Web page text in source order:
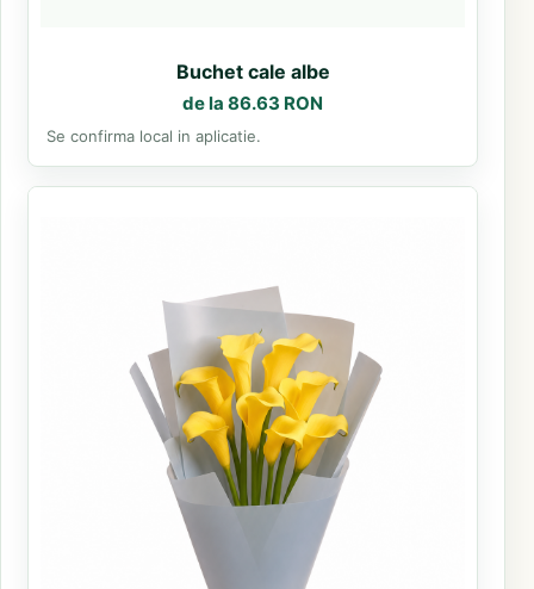
Buchet cale albe
de la 86.63 RON
Se confirma local in aplicatie.